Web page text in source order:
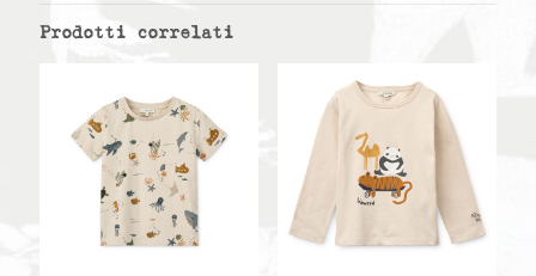
Prodotti correlati